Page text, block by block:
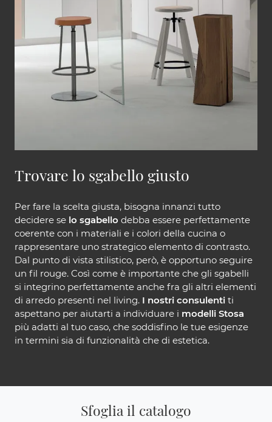
Trovare lo sgabello giusto
Per fare la scelta giusta, bisogna innanzi tutto
decidere se lo sgabello debba essere perfettamente
coerente con i materiali e i colori della cucina o
rappresentare uno strategico elemento di contrasto.
Dal punto di vista stilistico, però, è opportuno seguire
un fil rouge. Così come è importante che gli sgabelli
si integrino perfettamente anche fra gli altri elementi
di arredo presenti nel living. I nostri consulenti ti
aspettano per aiutarti a individuare i modelli Stosa
più adatti al tuo caso, che soddisfino le tue esigenze
in termini sia di funzionalità che di estetica.
Sfoglia il catalogo